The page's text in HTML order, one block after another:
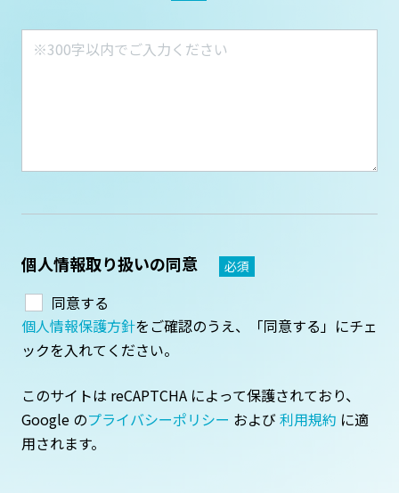
個人情報取り扱いの同意 必須
同意する
個人情報保護方針をご確認のうえ、「同意する」にチェ
ックを入れてください。
このサイトは reCAPTCHA によって保護されており、
Google のプライバシーポリシー および 利用規約 に適
用されます。